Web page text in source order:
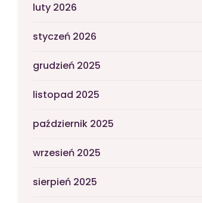
luty 2026
styczeń 2026
grudzień 2025
listopad 2025
październik 2025
wrzesień 2025
sierpień 2025